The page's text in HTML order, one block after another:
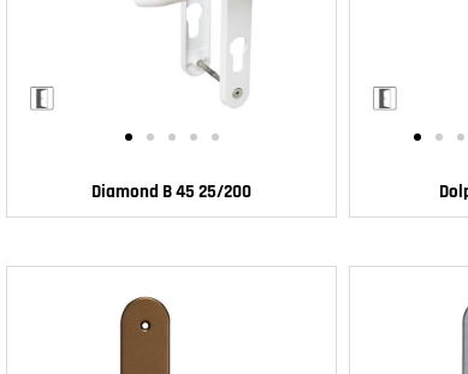
Diamond B 45 25/200